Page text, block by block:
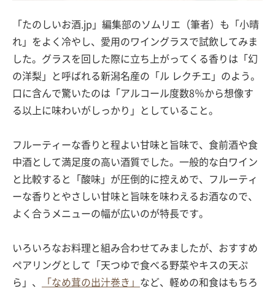
「たのしいお酒.jp」編集部のソムリエ（筆者）も「小晴
れ」をよく冷やし、愛用のワイングラスで試飲してみま
した。グラスを回した際に立ち上がってくる香りは「幻
の洋梨」と呼ばれる新潟名産の「ル レクチエ」のよう。
口に含んで驚いたのは「アルコール度数8％から想像す
る以上に味わいがしっかり」としていること。
フルーティーな香りと程よい甘味と旨味で、食前酒や食
中酒として満足度の高い酒質でした。一般的な白ワイン
と比較すると「酸味」が圧倒的に控えめで、フルーティ
ーな香りとやさしい甘味と旨味を味わえるお酒なので、
よく合うメニューの幅が広いのが特長です。
いろいろなお料理と組み合わせてみましたが、おすすめ
ペアリングとして「天つゆで食べる野菜やキスの天ぷ
ら」、
「なめ茸の出汁巻き」 など、軽めの和食はもちろ